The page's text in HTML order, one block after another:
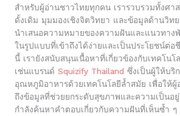
สำหรับผู้อ่านชาวไทยทุกคน เรารวบรวมทั้งศา
ดั้งเดิม มุมมองเชิงจิตวิทยา และข้อมูลด้านวิท
นำเสนอความหมายของความฝันและแนวทา
ในรูปแบบที่เข้าถึงได้ง่ายและเป็นประโยชน์ต่
นี้ เรายังสนับสนุนเนื้อหาที่เกี่ยวข้องกับเทคโน
เช่นแบรนด์ Squizify Thailand ซึ่งเป็นผู้ให้บริ
อุณหภูมิอาหารด้วยเทคโนโลยีล้ำสมัย เพื่อให้ผู้
ถึงข้อมูลที่ช่วยยกระดับสุขภาพและความเป็นอ
กำลังค้นหาคำตอบเกี่ยวกับความฝันที่เห็นซ้ำ ๆ